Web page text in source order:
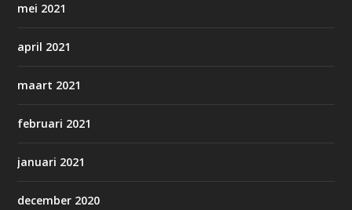
mei 2021
april 2021
maart 2021
februari 2021
januari 2021
december 2020